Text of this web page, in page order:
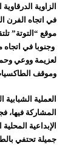
الزاوية
في اتجاه الفرن
موقع “التوتة”
وجنوبا في
لعزيمة ووعي
وموقف
العملية
المشاركة
الإبداعية
جميلة تحتفي